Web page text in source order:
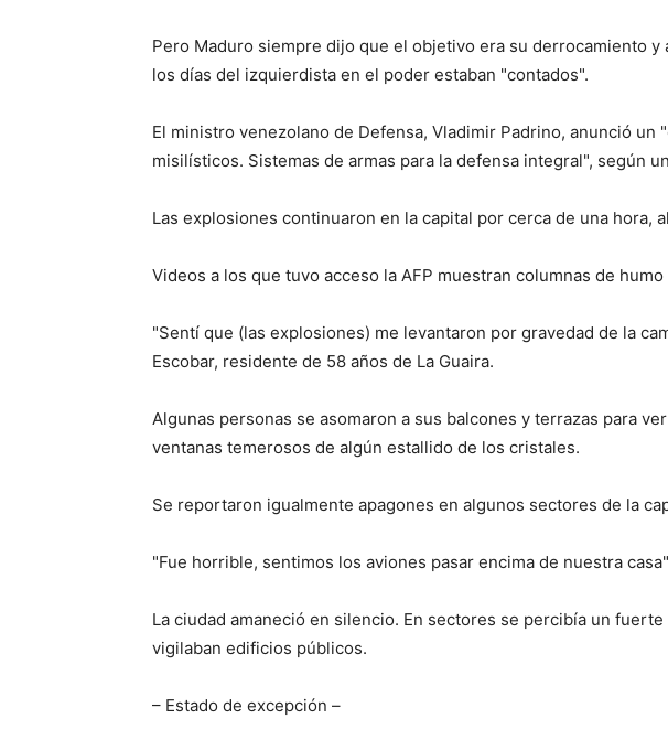
Pero Maduro siempre dijo que el objetivo era su derrocamiento
los días del izquierdista en el poder estaban "contados".
El ministro venezolano de Defensa, Vladimir Padrino, anunció
misilísticos. Sistemas de armas para la defensa integral", según
Las explosiones continuaron en la capital por cerca de una
Videos a los que tuvo acceso la AFP muestran columnas de
"Sentí que (las explosiones) me levantaron por gravedad de la
Escobar, residente de 58 años de La Guaira.
Algunas personas se asomaron a sus balcones y terrazas para
ventanas temerosos de algún estallido de los cristales.
Se reportaron igualmente apagones en algunos sectores de la
"Fue horrible, sentimos los aviones pasar encima de nuestra
La ciudad amaneció en silencio. En sectores se percibía un
vigilaban edificios públicos.
– Estado de excepción –